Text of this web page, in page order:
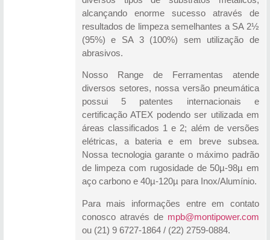
alcançando enorme sucesso através de
resultados de limpeza semelhantes a SA 2½
(95%) e SA 3 (100%) sem utilização de
abrasivos.
Nosso Range de Ferramentas atende
diversos setores, nossa versão pneumática
possui 5 patentes internacionais e
certificação ATEX podendo ser utilizada em
áreas classificados 1 e 2; além de versões
elétricas, a bateria e em breve subsea.
Nossa tecnologia garante o máximo padrão
de limpeza com rugosidade de 50µ-98µ em
aço carbono e 40µ-120µ para Inox/Alumínio.
Para mais informações entre em contato
conosco através de mpb@montipower.com
ou (21) 9 6727-1864 / (22) 2759-0884.